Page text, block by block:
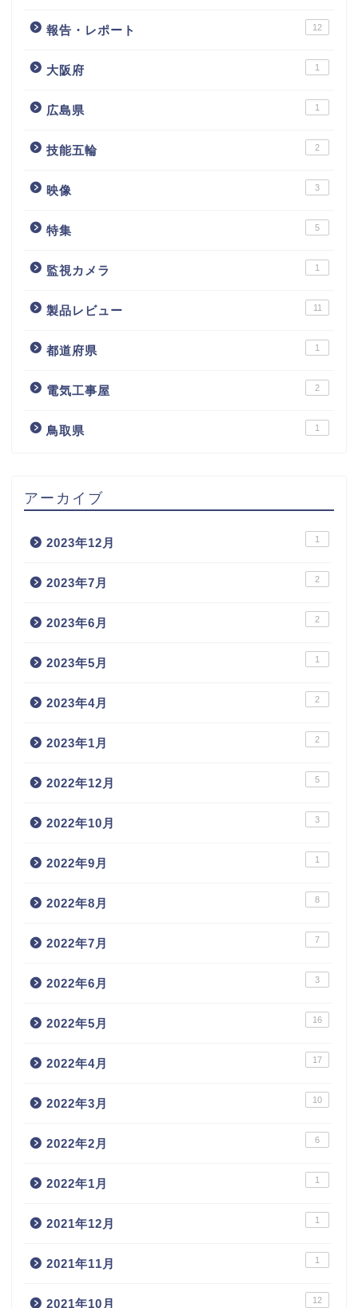
報告・レポート 12
大阪府 1
広島県 1
技能五輪 2
映像 3
特集 5
監視カメラ 1
製品レビュー 11
都道府県 1
電気工事屋 2
鳥取県 1
アーカイブ
2023年12月 1
2023年7月 2
2023年6月 2
2023年5月 1
2023年4月 2
2023年1月 2
2022年12月 5
2022年10月 3
2022年9月 1
2022年8月 8
2022年7月 7
2022年6月 3
2022年5月 16
2022年4月 17
2022年3月 10
2022年2月 6
2022年1月 1
2021年12月 1
2021年11月 1
2021年10月 12